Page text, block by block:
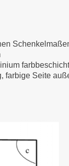
farbige Seite